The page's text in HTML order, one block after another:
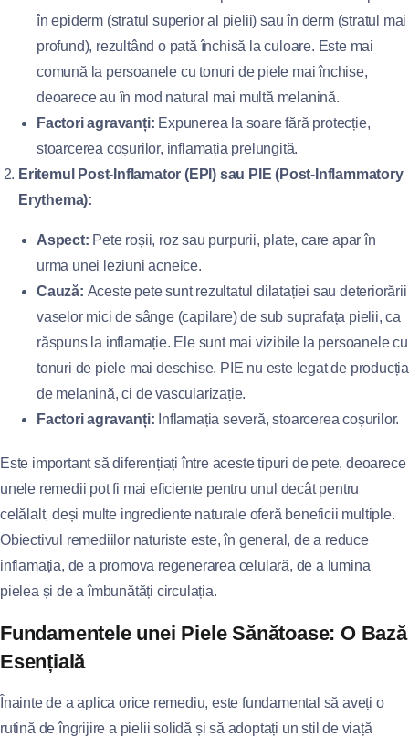
în epiderm (stratul superior al pielii) sau în derm (stratul mai
profund), rezultând o pată închisă la culoare. Este mai
comună la persoanele cu tonuri de piele mai închise,
deoarece au în mod natural mai multă melanină.
Factori agravanți: Expunerea la soare fără protecție,
stoarcerea coșurilor, inflamația prelungită.
Eritemul Post-Inflamator (EPI) sau PIE (Post-Inflammatory
Erythema):
Aspect: Pete roșii, roz sau purpurii, plate, care apar în
urma unei leziuni acneice.
Cauză: Aceste pete sunt rezultatul dilatației sau deteriorării
vaselor mici de sânge (capilare) de sub suprafața pielii, ca
răspuns la inflamație. Ele sunt mai vizibile la persoanele cu
tonuri de piele mai deschise. PIE nu este legat de producția
de melanină, ci de vascularizație.
Factori agravanți: Inflamația severă, stoarcerea coșurilor.
Este important să diferențiați între aceste tipuri de pete, deoarece
unele remedii pot fi mai eficiente pentru unul decât pentru
celălalt, deși multe ingrediente naturale oferă beneficii multiple.
Obiectivul remediilor naturiste este, în general, de a reduce
inflamația, de a promova regenerarea celulară, de a lumina
pielea și de a îmbunătăți circulația.
Fundamentele unei Piele Sănătoase: O Bază
Esențială
Înainte de a aplica orice remediu, este fundamental să aveți o
rutină de îngrijire a pielii solidă și să adoptați un stil de viață